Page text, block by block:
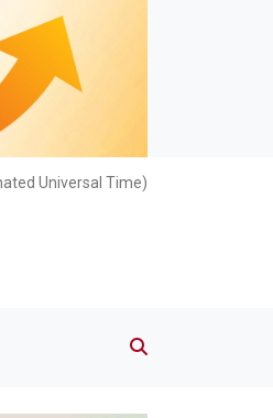
Universal Time)